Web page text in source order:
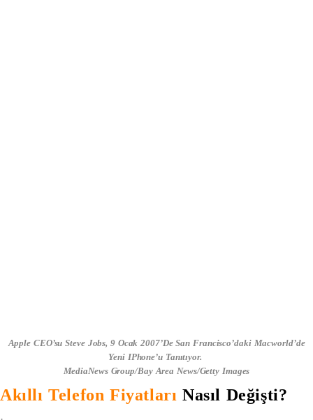
Apple CEO’su Steve Jobs, 9 Ocak 2007’de San Francisco’daki Macworld’de
Yeni IPhone’u Tanıtıyor.
MediaNews Group/Bay Area News/Getty Images
Akıllı Telefon Fiyatları Nasıl Değişti?